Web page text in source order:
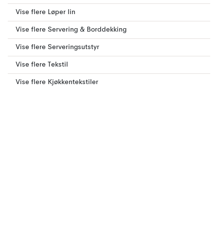
Vise flere Løper lin
Vise flere Servering & Borddekking
Vise flere Serveringsutstyr
Vise flere Tekstil
Vise flere Kjøkkentekstiler